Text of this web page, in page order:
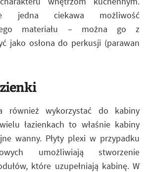
jedna ciekawa możliwość
materiału – można go z
jako osłona do perkusji (parawan
również wykorzystać do kabiny
łazienkach to właśnie kabiny
wanny. Płyty plexi w przypadku
umożliwiają stworzenie
które uzupełniają kabinę. W